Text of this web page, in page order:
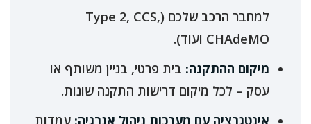
למחבר הרכב שלכם (Type 2, CCS,
CHAdeMO ועוד).
מיקום ההתקנה: בית פרטי, בניין משותף או
עסק – לכל מיקום דרישות התקנה שונות.
אינטגרציה עם מערכות ניהול אנרגיה: עמדות